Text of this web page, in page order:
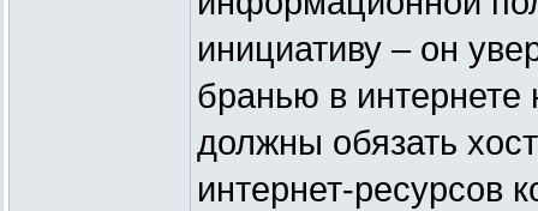
инициативу – он
бранью в
должны обязать
интернет-ресурсов